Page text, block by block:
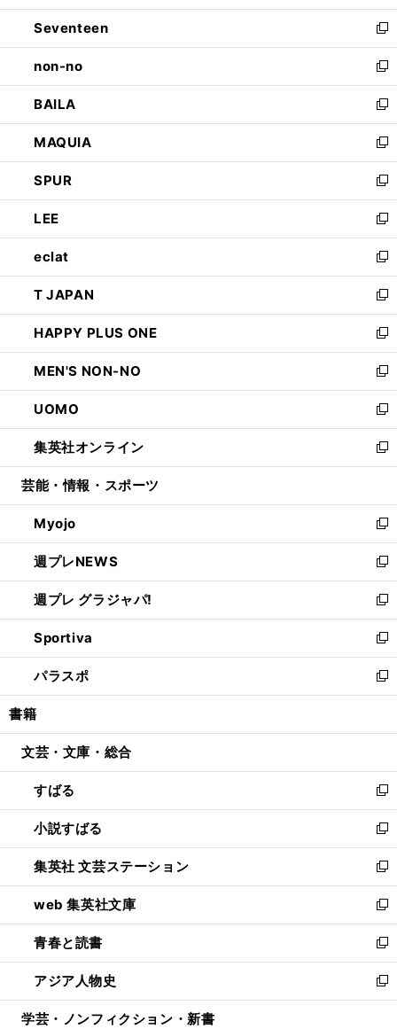
開
く
ウ
で
開
く
ン
ド
ウ
で
開
く
Seventeen
新
し
い
ウ
ィ
ン
ド
ウ
で
開
く
non-no
新
し
い
ウ
ィ
ン
ド
ウ
で
開
く
BAILA
新
し
い
ウ
ィ
ン
ド
ウ
で
開
く
MAQUIA
新
し
い
ウ
ィ
ン
ド
ウ
で
開
く
SPUR
新
し
い
ウ
ィ
ン
ド
ウ
で
開
く
LEE
新
し
い
ウ
ィ
ン
ド
ウ
で
開
く
eclat
新
し
い
ウ
ィ
ン
ド
ウ
で
開
く
T JAPAN
新
し
い
ウ
ィ
ン
ド
ウ
で
開
HAPPY PLUS ONE
新
し
い
ウ
ィ
ン
ド
ウ
開
く
MEN'S NON-NO
新
し
い
ウ
ィ
ン
ウ
で
開
く
UOMO
新
し
い
ウ
ン
ド
ウ
で
開
く
集英社オンライン
新
し
ウ
ィ
ン
ド
ウ
で
開
く
芸能・情報・スポーツ
Myojo
新
し
い
ウ
ィ
ン
ド
ウ
で
開
週プレNEWS
新
し
い
ウ
ィ
ン
ド
ウ
開
週プレ グラジャパ!
新
し
い
ウ
ィ
ン
ウ
開
く
Sportiva
新
し
い
ウ
ン
ウ
で
開
く
パラスポ
新
し
ウ
ン
ド
ウ
で
開
く
書籍
文芸・文庫・総合
すばる
新
し
い
ウ
ィ
ン
ド
ウ
で
開
く
小説すばる
新
し
い
ウ
ィ
ン
ド
ウ
で
開
集英社 文芸ステーション
新
し
い
ウ
ィ
ン
ド
ウ
web 集英社文庫
新
し
い
ウ
ィ
ン
青春と読書
新
し
い
ウ
アジア人物史
新
し
学芸・ノンフィクション・新書